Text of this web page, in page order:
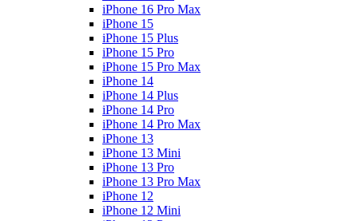
iPhone 16 Pro Max
iPhone 15
iPhone 15 Plus
iPhone 15 Pro
iPhone 15 Pro Max
iPhone 14
iPhone 14 Plus
iPhone 14 Pro
iPhone 14 Pro Max
iPhone 13
iPhone 13 Mini
iPhone 13 Pro
iPhone 13 Pro Max
iPhone 12
iPhone 12 Mini